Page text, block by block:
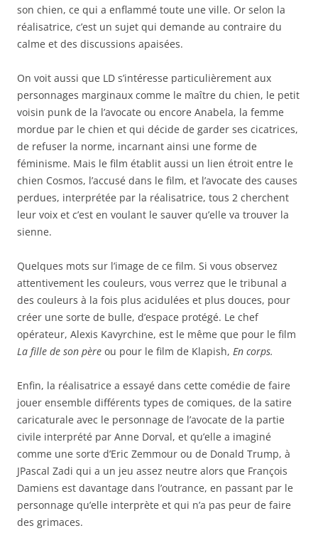
son chien, ce qui a enflammé toute une ville. Or selon la
réalisatrice, c’est un sujet qui demande au contraire du
calme et des discussions apaisées.
On voit aussi que LD s’intéresse particulièrement aux
personnages marginaux comme le maître du chien, le petit
voisin punk de la l’avocate ou encore Anabela, la femme
mordue par le chien et qui décide de garder ses cicatrices,
de refuser la norme, incarnant ainsi une forme de
féminisme. Mais le film établit aussi un lien étroit entre le
chien Cosmos, l’accusé dans le film, et l’avocate des causes
perdues, interprétée par la réalisatrice, tous 2 cherchent
leur voix et c’est en voulant le sauver qu’elle va trouver la
sienne.
Quelques mots sur l’image de ce film. Si vous observez
attentivement les couleurs, vous verrez que le tribunal a
des couleurs à la fois plus acidulées et plus douces, pour
créer une sorte de bulle, d’espace protégé. Le chef
opérateur, Alexis Kavyrchine, est le même que pour le film
La fille de son père ou pour le film de Klapish, En corps.
Enfin, la réalisatrice a essayé dans cette comédie de faire
jouer ensemble différents types de comiques, de la satire
caricaturale avec le personnage de l’avocate de la partie
civile interprété par Anne Dorval, et qu’elle a imaginé
comme une sorte d’Eric Zemmour ou de Donald Trump, à
JPascal Zadi qui a un jeu assez neutre alors que François
Damiens est davantage dans l’outrance, en passant par le
personnage qu’elle interprète et qui n’a pas peur de faire
des grimaces.